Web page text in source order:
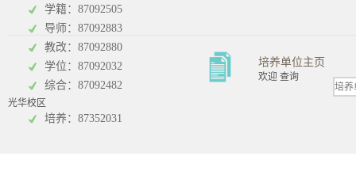
学籍：87092505
导师：87092883
教改：87092880
学位：87092032
综合：87092482
光华校区
培养：87352031
培养单位主页
欢迎 查询